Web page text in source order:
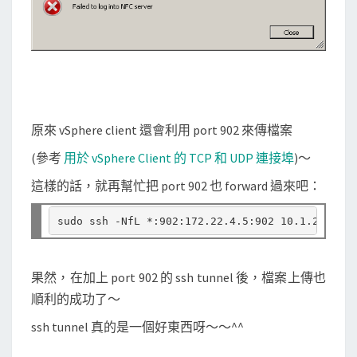
原來 vSphere client 還會利用 port 902 來傳檔案
(參考 用於 vSphere Client 的 TCP 和 UDP 連接埠)～
這樣的話，就再幫忙把 port 902 也 forward 過來吧：
sudo ssh -NfL *:902:172.22.4.5:902 10.1.2.3
果然，在加上 port 902 的 ssh tunnel 後，檔案上傳也
順利的成功了～
ssh tunnel 真的是一個好東西呀～～^^